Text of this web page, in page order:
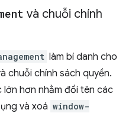
và chuỗi chính
làm bí danh cho
chuỗi chính sách quyền.
hơn nhằm đổi tên các
và xoá window-